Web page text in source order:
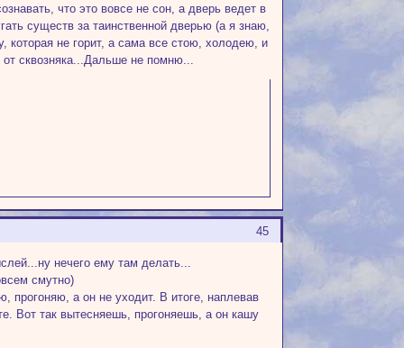
что это вовсе не сон, а дверь ведет в
существ за таинственной дверью (а я знаю,
которая не горит, а сама все стою, холодею, и
сквозняка...Дальше не помню...
45
нечего ему там делать...
смутно)
прогоняю, а он не уходит. В итоге, наплевав
Вот так вытесняешь, прогоняешь, а он кашу